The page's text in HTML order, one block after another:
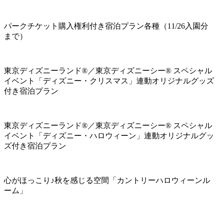
パークチケット購入権利付き宿泊プラン各種（11/26入園分
まで）
東京ディズニーランド®／東京ディズニーシー® スペシャル
イベント「ディズニー・クリスマス」連動オリジナルグッズ
付き宿泊プラン
東京ディズニーランド®／東京ディズニーシー® スペシャル
イベント「ディズニー・ハロウィーン」連動オリジナルグッ
ズ付き宿泊プラン
心がほっこり♪秋を感じる空間「カントリーハロウィーンル
ーム」